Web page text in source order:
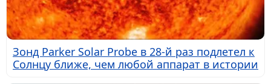
Зонд Parker Solar Probe в 28-й раз подлетел к
Солнцу ближе, чем любой аппарат в истории